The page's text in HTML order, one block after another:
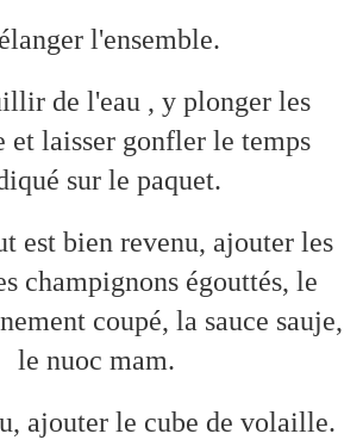
l'ensemble.
de l'eau , y plonger les
et laisser gonfler le temps
sur le paquet.
est bien revenu, ajouter les
champignons égouttés, le
coupé, la sauce sauje,
le nuoc mam.
ajouter le cube de volaille.